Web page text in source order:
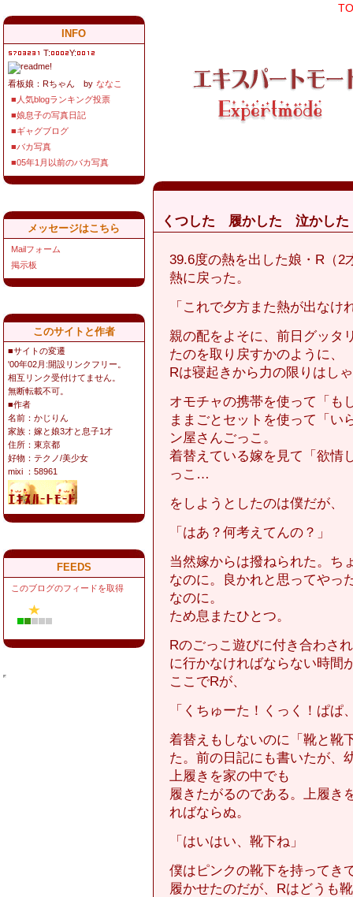
くつした 履かした 泣かした
39.6度の熱を出した娘・R（2
熱に戻った。
「これで夕方また熱が出な
親の配をよそに、前日グッタ
たのを取り戻すかのように、
Rは寝起きから力の限りはし
オモチャの携帯を使って「も
ままごとセットを使って「い
ン屋さんごっこ。
着替えている嫁を見て「欲情
っこ…
をしようとしたのは僕だが、
「はあ？何考えてんの？」
当然嫁からは撥ねられた。ち
なのに。良かれと思ってやっ
なのに。
ため息またひとつ。
Rのごっこ遊びに付き合わさ
に行かなければならない時間
ここでRが、
「くちゅーた！くっく！ぱ
着替えもしないのに「靴と靴
た。前の日記にも書いたが、
上履きを家の中でも
履きたがるのである。上履き
ればならぬ。
「はいはい、靴下ね」
僕はピンクの靴下を持ってき
履かせたのだが、Rはどうも
INFO
T: Y:
看板娘：Rちゃん by ななこ
■人気blogランキング投票
■娘息子の写真日記
■ギャグブログ
■バカ写真
■05年1月以前のバカ写真
メッセージはこちら
Mailフォーム
掲示板
このサイトと作者
■サイトの変遷
'00年02月:開設リンクフリー。
相互リンク受付けてません。
無断転載不可。
■作者
名前：かじりん
家族：嫁と娘3才と息子1才
住所：東京都
好物：テクノ/美少女
mixi ：58961
FEEDS
このブログのフィードを取得